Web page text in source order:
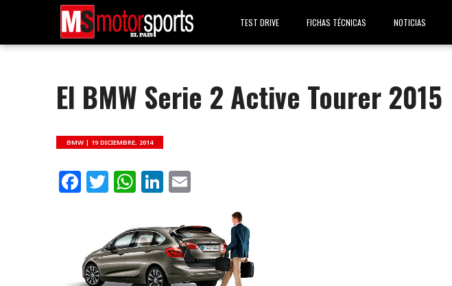
TEST DRIVE FICHAS TÉCNICAS NOTICIAS
El BMW Serie 2 Active Tourer 2015
BMW | 19 DICIEMBRE, 2014
Facebook
Twitter
WhatsApp
LinkedIn